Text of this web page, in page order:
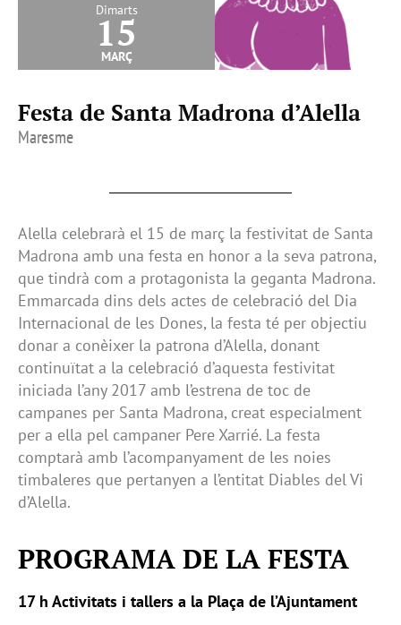
Dimarts
15
març
Festa de Santa Madrona d’Alella
Maresme
Alella celebrarà el 15 de març la festivitat de Santa
Madrona amb una festa en honor a la seva patrona,
que tindrà com a protagonista la geganta Madrona.
Emmarcada dins dels actes de celebració del Dia
Internacional de les Dones, la festa té per objectiu
donar a conèixer la patrona d’Alella, donant
continuïtat a la celebració d’aquesta festivitat
iniciada l’any 2017 amb l’estrena de toc de
campanes per Santa Madrona, creat especialment
per a ella pel campaner Pere Xarrié. La festa
comptarà amb l’acompanyament de les noies
timbaleres que pertanyen a l’entitat Diables del Vi
d’Alella.
PROGRAMA DE LA FESTA
17 h Activitats i tallers a la Plaça de l’Ajuntament